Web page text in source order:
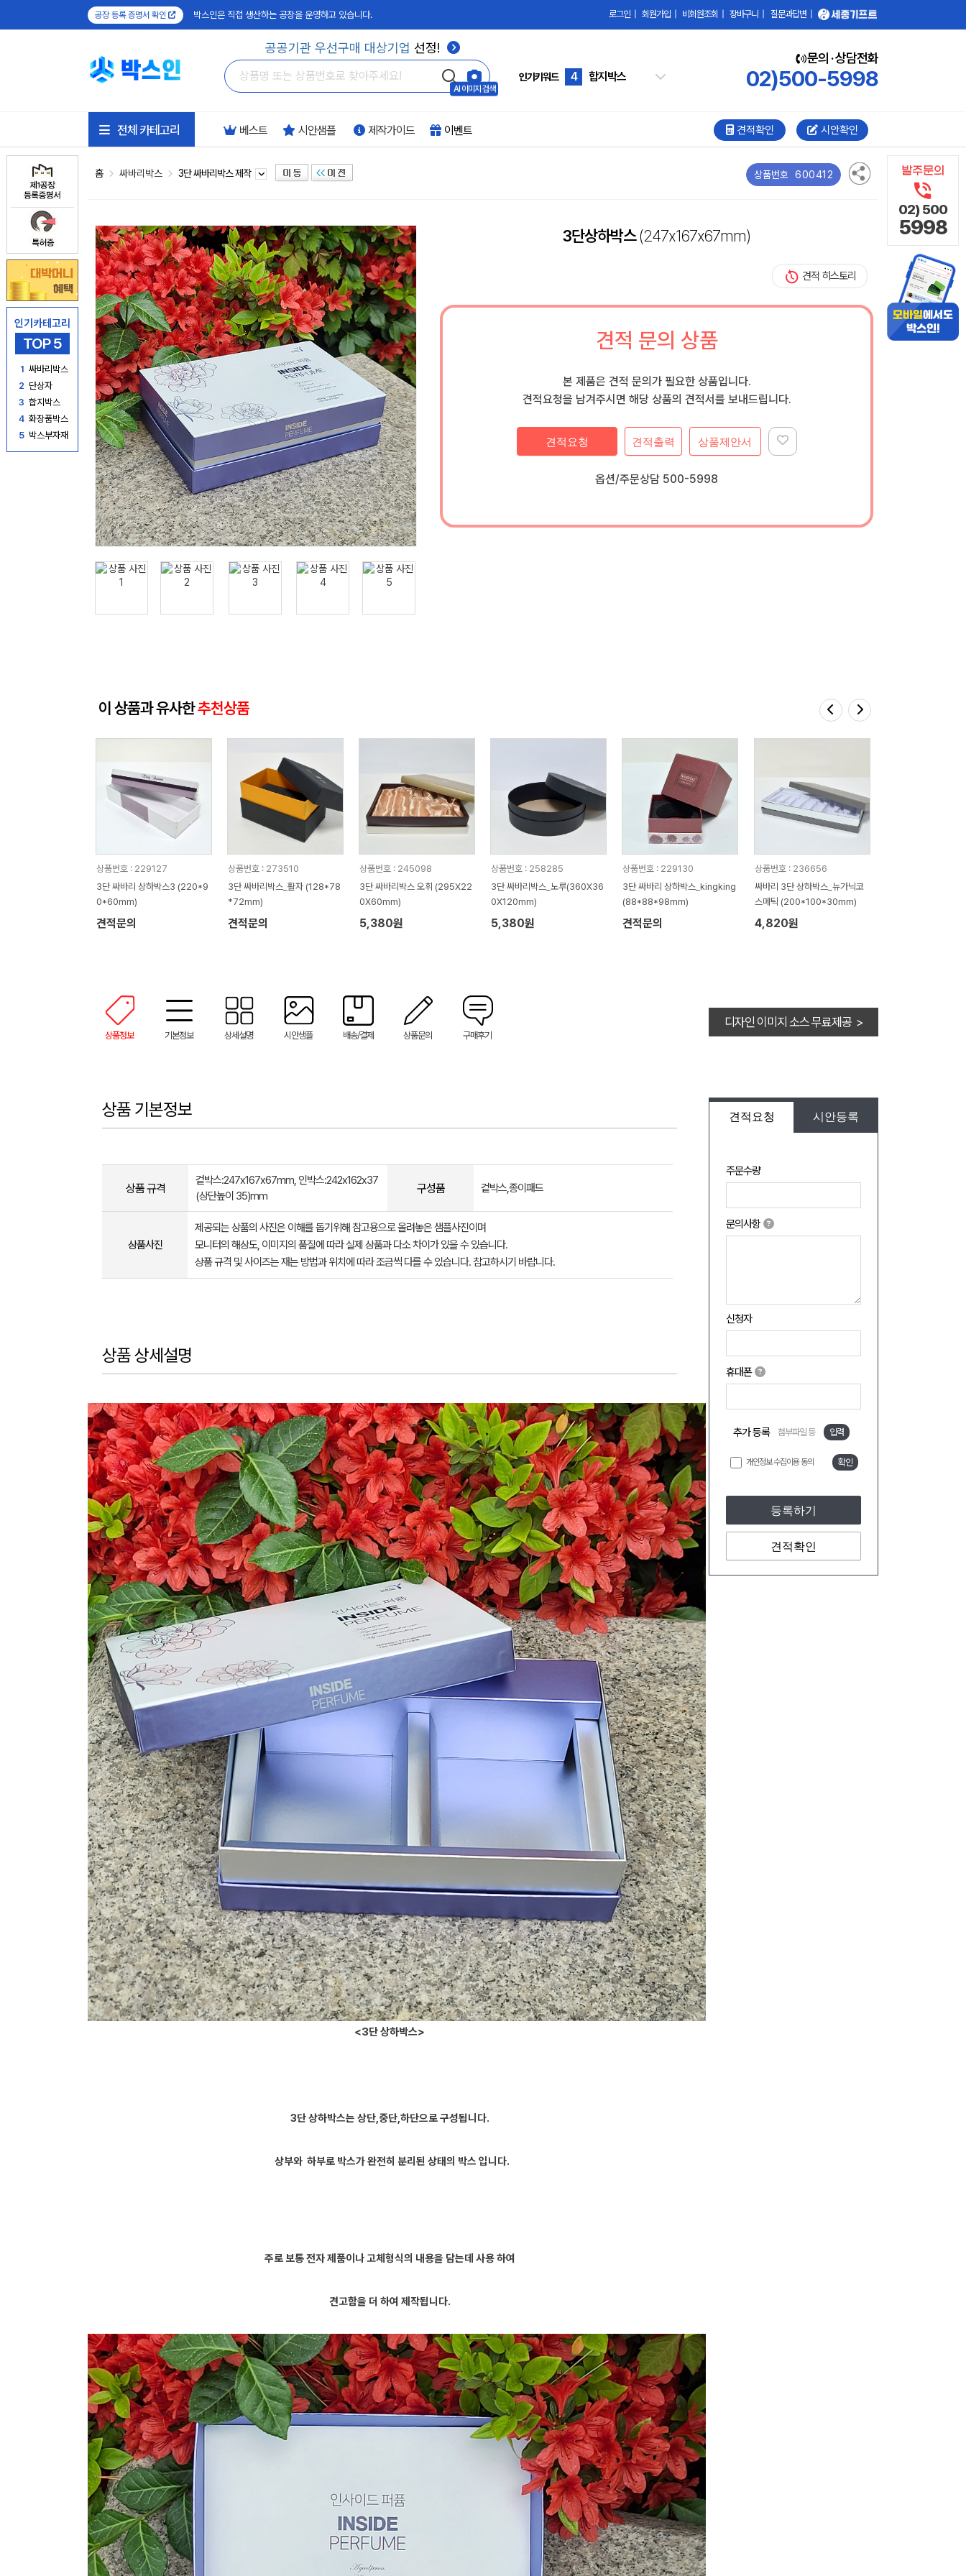
공장 등록 증명서 확인 박스인은 직접 생산하는 공장을 운영하고 있습니다. 로그인 회원가입 비회원조회 장바구니 질문과답변
공공기관 우선구매 대상기업 선정!
AI 이미지 검색
인기키워드
단상자
4
합지박스
10
부자재
문의 · 상담전화
02)500-5998
인기카테고리
TOP 5
1 싸바리박스
2 단상자
3 합지박스
4 화장품박스
5 박스부자재
02) 500
5998
전체 카테고리 베스트 시안샘플 제작가이드 이벤트 견적확인 시안확인
홈 싸바리박스 3단 싸바리박스 제작 상품번호 600412
3단상하박스(247x167x67mm)
견적 히스토리
견적 문의 상품
본 제품은 견적 문의가 필요한 상품입니다.
견적요청을 남겨주시면 해당 상품의 견적서를 보내드립니다.
견적요청 상품제안서
견적출력
옵션/주문상담 500-5998
이 상품과 유사한추천상품
상품번호 : 229127
3단 싸바리 상하박스3 (220*9
0*60mm)
견적문의
상품번호 : 273510
3단 싸바리박스_활자 (128*78
*72mm)
견적문의
상품번호 : 245098
3단 싸바리박스 오휘 (295X22
0X60mm)
5,380원
상품번호 : 258285
3단 싸바리박스_노루(360X36
0X120mm)
5,380원
상품번호 : 229130
3단 싸바리 상하박스_kingking
(88*88*98mm)
견적문의
상품번호 : 236656
싸바리 3단 상하박스_뉴가닉코
스메틱 (200*100*30mm)
4,820원
상품정보 기본정보 상세설명 시안샘플 배송/결제 상품문의 구매후기
디자인 이미지 소스 무료제공 >
견적요청 시안등록
주문수량
문의사항
신청자
휴대폰
추가 등록 첨부파일 등 입력
개인정보 수집이용 동의 확인
등록하기
견적확인
상품 기본정보
상품 규격
겉박스:247x167x67mm, 인박스:242x162x37
(상단높이 35)mm
구성품 겉박스,종이패드
상품사진
제공되는 상품의 사진은 이해를 돕기위해 참고용으로 올려놓은 샘플사진이며
모니터의 해상도, 이미지의 품질에 따라 실제 상품과 다소 차이가 있을 수 있습니다.
상품 규격 및 사이즈는 재는 방법과 위치에 따라 조금씩 다를 수 있습니다. 참고하시기 바랍니다.
상품 상세설명
<3단 상하박스>
3단 상하박스는 상단,중단,하단으로 구성됩니다.
상부와 하부로 박스가 완전히 분리된 상태의 박스 입니다.
주로 보통 전자 제품이나 고체형식의 내용을 담는데 사용 하여
견고함을 더 하여 제작됩니다.